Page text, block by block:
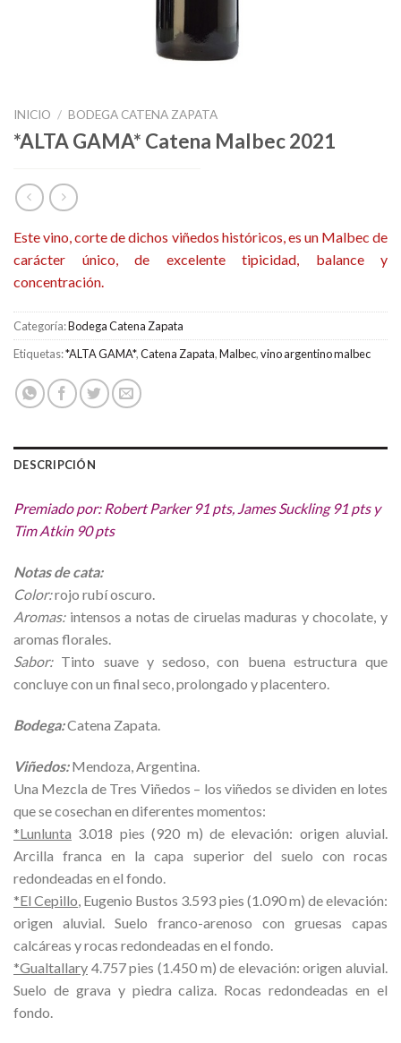
INICIO / BODEGA CATENA ZAPATA
*ALTA GAMA* Catena Malbec 2021
Este vino, corte de dichos viñedos históricos, es un Malbec de
carácter único, de excelente tipicidad, balance y
concentración.
Categoría:Bodega Catena Zapata
Etiquetas:*ALTA GAMA*,Catena Zapata,Malbec,vino argentino malbec
DESCRIPCIÓN
Premiado por: Robert Parker 91 pts, James Suckling 91 pts y
Tim Atkin 90 pts
Notas de cata:
Color:rojo rubí oscuro.
Aromas:intensos a notas de ciruelas maduras y chocolate, y
aromas florales.
Sabor:Tinto suave y sedoso, con buena estructura que
concluye con un final seco, prolongado y placentero.
Bodega:Catena Zapata.
Viñedos: Mendoza, Argentina.
Una Mezcla de Tres Viñedos – los viñedos se dividen en lotes
que se cosechan en diferentes momentos:
*Lunlunta 3.018 pies (920 m) de elevación: origen aluvial.
Arcilla franca en la capa superior del suelo con rocas
redondeadas en el fondo.
*El Cepillo , Eugenio Bustos 3.593 pies (1.090 m) de elevación:
origen aluvial. Suelo franco-arenoso con gruesas capas
calcáreas y rocas redondeadas en el fondo.
*Gualtallary 4.757 pies (1.450 m) de elevación: origen aluvial.
Suelo de grava y piedra caliza. Rocas redondeadas en el
fondo.